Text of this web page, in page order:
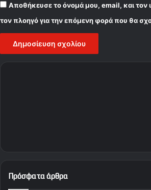
Αποθήκευσε το όνομά μου, email, και τον
τον πλοηγό για την επόμενη φορά που θα
Πρόσφατα άρθρα